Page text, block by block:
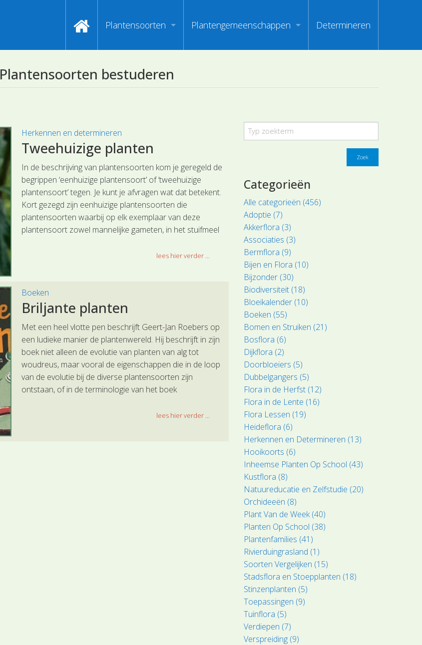
Plantensoorten
Index van plantenpaspoorten
Maanden van begin bloei
Zoeken op Familienamen
Kijken naar kenmerken
Zoeken op kleur
Plantengemeenschappen Determineren
Plantensoorten bestuderen
Herkennen en determineren
Tweehuizige planten
In de beschrijving van plantensoorten kom je geregeld de
begrippen ‘eenhuizige plantensoort’ of ‘tweehuizige
plantensoort’ tegen. Je kunt je afvragen wat dat betekent.
Kort gezegd zijn eenhuizige plantensoorten die
plantensoorten waarbij op elk exemplaar van deze
plantensoort zowel mannelijke gameten, in het stuifmeel
vruchtbeginsels, worden geproduceerd.lees hier verder ...
Boeken
Briljante planten
Met een heel vlotte pen beschrijft Geert-Jan Roebers op
een ludieke manier de plantenwereld. Hij beschrijft in zijn
boek niet alleen de evolutie van planten van alg tot
woudreus, maar vooral de eigenschappen die in de loop
van de evolutie bij de diverse plantensoorten zijn
ontstaan, of in de terminologie van het boek
van de fotosynthese tot de productie van allerlei stoffen
lees hier verder ...
Zoek
Categorieën
Alle categorieën (456)
Adoptie (7)
Akkerflora (3)
Associaties (3)
Bermflora (9)
Bijen en Flora (10)
Bijzonder (30)
Biodiversiteit (18)
Bloeikalender (10)
Boeken (55)
Bomen en Struiken (21)
Bosflora (6)
Dijkflora (2)
Doorbloeiers (5)
Dubbelgangers (5)
Flora in de Herfst (12)
Flora in de Lente (16)
Flora Lessen (19)
Heideflora (6)
Herkennen en Determineren (13)
Hooikoorts (6)
Inheemse Planten Op School (43)
Kustflora (8)
Natuureducatie en Zelfstudie (20)
Orchideeën (8)
Plant Van de Week (40)
Planten Op School (38)
Plantenfamilies (41)
Rivierduingrasland (1)
Soorten Vergelijken (15)
Stadsflora en Stoepplanten (18)
Stinzenplanten (5)
Toepassingen (9)
Tuinflora (5)
Verdiepen (7)
Verspreiding (9)